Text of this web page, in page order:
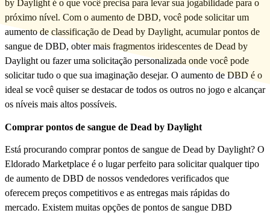
by Daylight é o que você precisa para levar sua jogabilidade para o
próximo nível. Com o aumento de DBD, você pode solicitar um
aumento de classificação de Dead by Daylight, acumular pontos de
sangue de DBD, obter mais fragmentos iridescentes de Dead by
Daylight ou fazer uma solicitação personalizada onde você pode
solicitar tudo o que sua imaginação desejar. O aumento de DBD é o
ideal se você quiser se destacar de todos os outros no jogo e alcançar
os níveis mais altos possíveis.
Comprar pontos de sangue de Dead by Daylight
Está procurando comprar pontos de sangue de Dead by Daylight? O
Eldorado Marketplace é o lugar perfeito para solicitar qualquer tipo
de aumento de DBD de nossos vendedores verificados que
oferecem preços competitivos e as entregas mais rápidas do
mercado. Existem muitas opções de pontos de sangue DBD